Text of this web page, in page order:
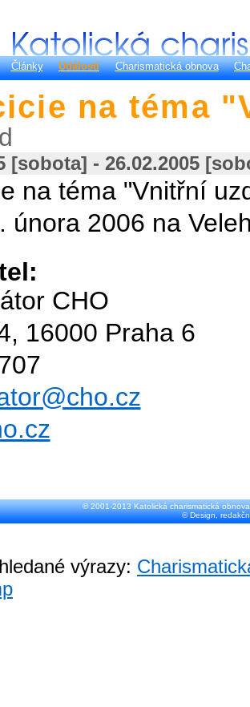
Články Události Charismatická obnova
na téma
[sobota] - 26.02.2005
na téma "Vnitřní
února 2006 na
CHO
16000 Praha 6
© 2001-2013 Katolická charismatická
© Design,
výrazy: